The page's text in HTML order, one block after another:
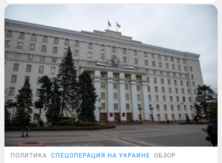
ПОЛИТИКА СПЕЦОПЕРАЦИЯ НА УКРАИНЕ ОБЗОР